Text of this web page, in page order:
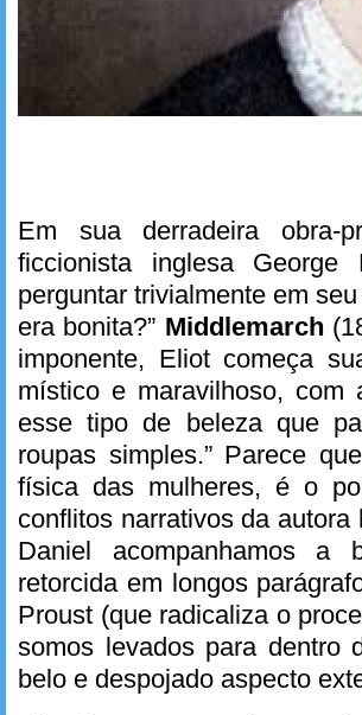
Em sua derradeira obra-
ficcionista inglesa
perguntar trivialmente em
era bonita?” Middlemarch
imponente, Eliot começa
místico e maravilhoso, com
esse tipo de beleza que
roupas simples.” Parece
física das mulheres, é o
conflitos narrativos da
Daniel acompanhamos a
retorcida em longos
Proust (que radicaliza o
somos levados para dentro
belo e despojado aspecto